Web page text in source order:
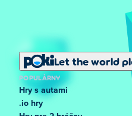
Let the world
POPULÁRNY
Hry s autami
.io hry